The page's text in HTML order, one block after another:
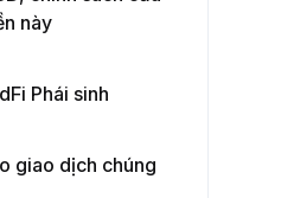
này
Phái sinh
giao dịch chúng